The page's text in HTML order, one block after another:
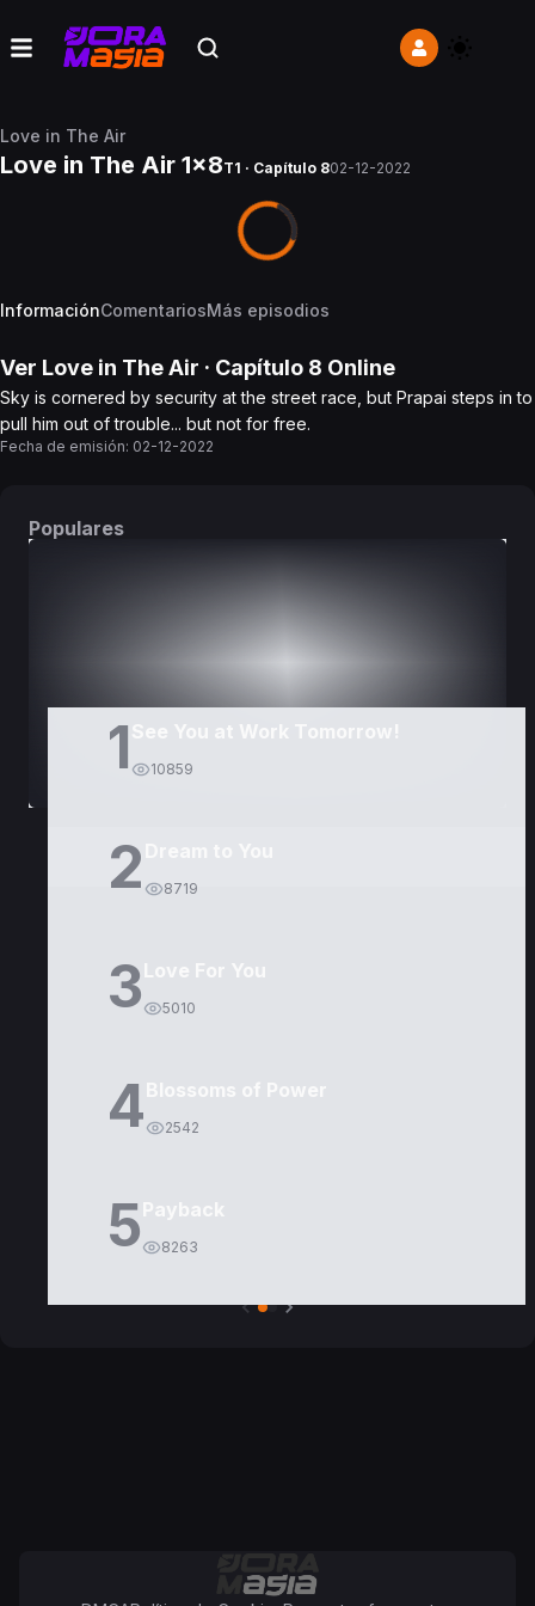
Love in The Air
Love in The Air 1x8T1 · Capítulo 802-12-2022
InformaciónComentariosMás episodios
Ver Love in The Air · Capítulo 8 Online
Sky is cornered by security at the street race, but Prapai steps in to
pull him out of trouble... but not for free.
Fecha de emisión: 02-12-2022
Populares
1 10859
2 8719
3Love For You
5010
4Blossoms of Power
2542
5Payback
8263